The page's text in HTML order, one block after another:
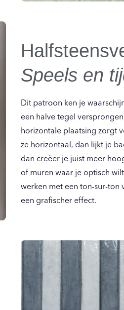
Speels en
Dit patroon ken je
een halve tegel
horizontale plaatsing zorgt
ze horizontaal, dan lijkt je
dan creëer je juist meer
of muren waar je optisch
werken met een ton-sur-
een grafischer effect.